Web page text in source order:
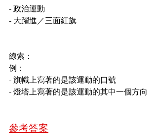
- 政治運動
- 大躍進／三面紅旗
線索：
例：
- 旗幟上寫著的是該運動的口號
- 燈塔上寫著的是該運動的其中一個方向
參考答案